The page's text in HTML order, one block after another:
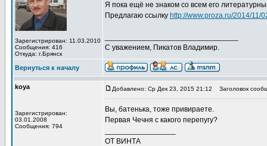
Зарегистрирован: 11.03.2010
Сообщения: 416
Откуда: г.Брянск
Я пока ещё не знаком со всем его
Предлагаю ссылку http://www.proza.ru/2014/11/
С уважением, Пикатов Владимир.
Вернуться к началу
koya
Зарегистрирован:
03.01.2008
Сообщения: 794
Добавлено: Ср Дек 23, 2015 21:12 Заголовок
Вы, батенька, тоже привираете.
Первая Чечня с какого перепугу?
ОТ ВИНТА